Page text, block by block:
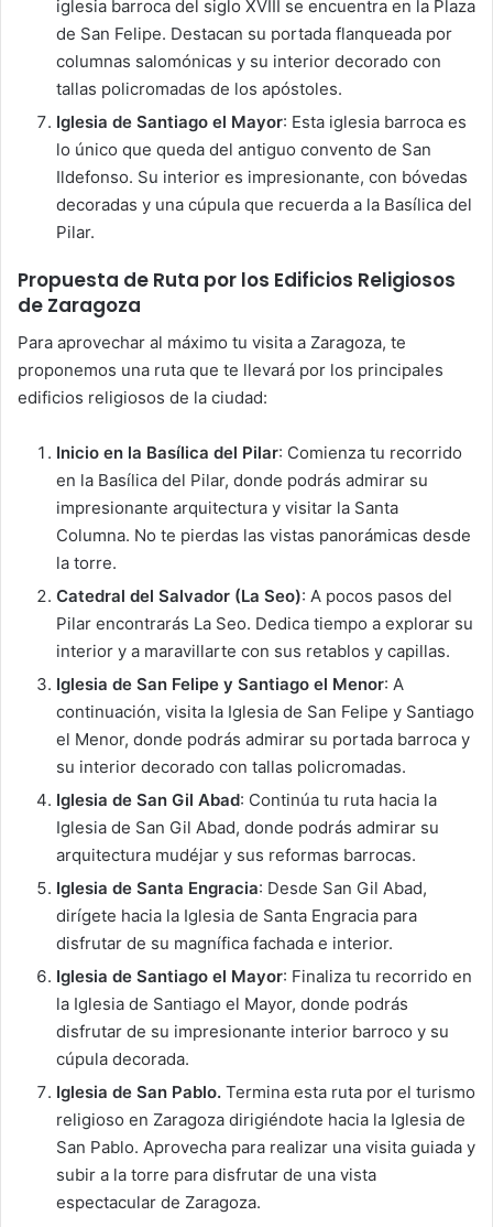
iglesia barroca del siglo XVIII se encuentra en la Plaza
de San Felipe. Destacan su portada flanqueada por
columnas salomónicas y su interior decorado con
tallas policromadas de los apóstoles.
Iglesia de Santiago el Mayor: Esta iglesia barroca es
lo único que queda del antiguo convento de San
Ildefonso. Su interior es impresionante, con bóvedas
decoradas y una cúpula que recuerda a la Basílica del
Pilar.
Propuesta de Ruta por los Edificios Religiosos
de Zaragoza
Para aprovechar al máximo tu visita a Zaragoza, te
proponemos una ruta que te llevará por los principales
edificios religiosos de la ciudad:
Inicio en la Basílica del Pilar: Comienza tu recorrido
en la Basílica del Pilar, donde podrás admirar su
impresionante arquitectura y visitar la Santa
Columna. No te pierdas las vistas panorámicas desde
la torre.
Catedral del Salvador (La Seo): A pocos pasos del
Pilar encontrarás La Seo. Dedica tiempo a explorar su
interior y a maravillarte con sus retablos y capillas.
Iglesia de San Felipe y Santiago el Menor: A
continuación, visita la Iglesia de San Felipe y Santiago
el Menor, donde podrás admirar su portada barroca y
su interior decorado con tallas policromadas.
Iglesia de San Gil Abad: Continúa tu ruta hacia la
Iglesia de San Gil Abad, donde podrás admirar su
arquitectura mudéjar y sus reformas barrocas.
Iglesia de Santa Engracia: Desde San Gil Abad,
dirígete hacia la Iglesia de Santa Engracia para
disfrutar de su magnífica fachada e interior.
Iglesia de Santiago el Mayor: Finaliza tu recorrido en
la Iglesia de Santiago el Mayor, donde podrás
disfrutar de su impresionante interior barroco y su
cúpula decorada.
Iglesia de San Pablo. Termina esta ruta por el turismo
religioso en Zaragoza dirigiéndote hacia la Iglesia de
San Pablo. Aprovecha para realizar una visita guiada y
subir a la torre para disfrutar de una vista
espectacular de Zaragoza.